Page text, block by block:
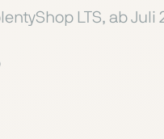
LTS, ab